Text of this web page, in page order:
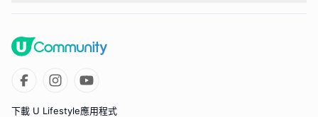
下載 U Lifestyle應用程式